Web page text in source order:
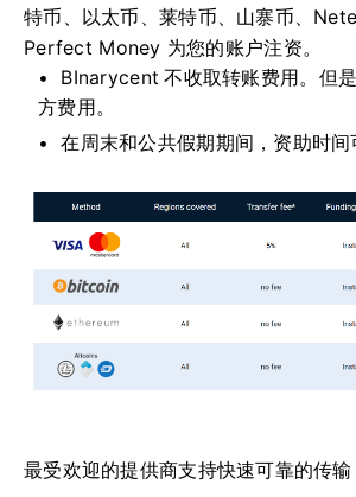
特币、以太币、莱特币、山寨币、
Perfect Money 为您的账户注资。
BInarycent 不收取转账费用。 但
方费用。
在周末和公共假期期间，资助时间
最受欢迎的提供商支持快速可靠的传输